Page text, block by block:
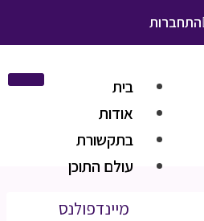
התחברות
בית
אודות
בתקשורת
עולם התוכן
מיינדפולנס